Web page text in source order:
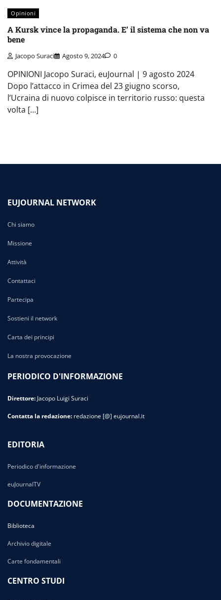
Opinioni
A Kursk vince la propaganda. E’ il sistema che non va
bene
Jacopo Suraci Agosto 9, 2024 0
OPINIONI Jacopo Suraci, euJournal | 9 agosto 2024
Dopo l’attacco in Crimea del 23 giugno scorso,
l’Ucraina di nuovo colpisce in territorio russo: questa
volta […]
EUJOURNAL NETWORK
Chi siamo
Missione
Attività
Contattaci
Partecipa
Sostieni il network
Carta dei principi
La nostra provocazione
PERIODICO D'INFORMAZIONE
Direttore: Jacopo Luigi Suraci
Contatta la redazione: redazione [@] eujournal.it
EDITORIA
Periodico d'informazione
euJournalTV
DOCUMENTAZIONE
Biblioteca
Archivio digitale
Carte fondamentali
CENTRO STUDI